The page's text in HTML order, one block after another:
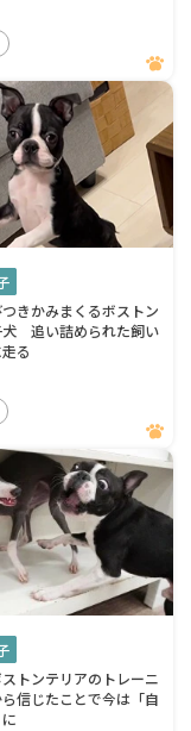
きかみまくるボストン
犬 追い詰められた飼い
る
トンテリアのトレーニ
信じたことで今は「自